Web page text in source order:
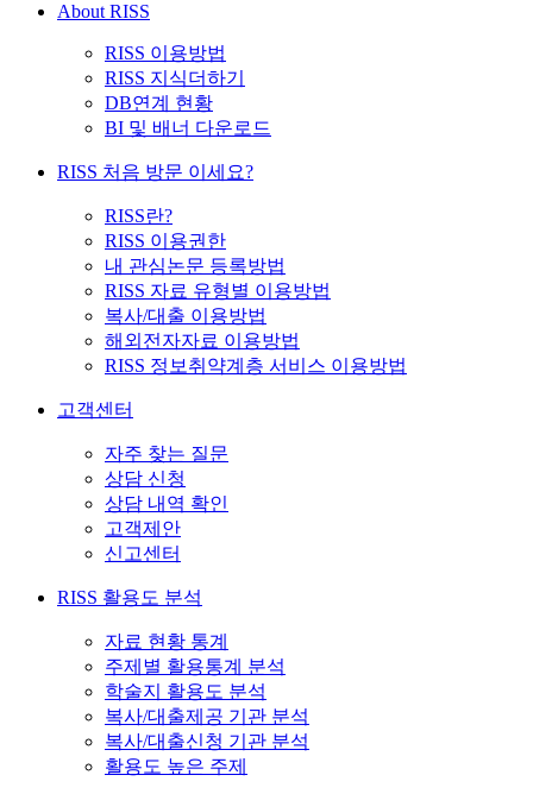
About RISS
RISS 이용방법
RISS 지식더하기
DB연계 현황
BI 및 배너 다운로드
RISS 처음 방문 이세요?
RISS란?
RISS 이용권한
내 관심논문 등록방법
RISS 자료 유형별 이용방법
복사/대출 이용방법
해외전자자료 이용방법
RISS 정보취약계층 서비스 이용방법
고객센터
자주 찾는 질문
상담 신청
상담 내역 확인
고객제안
신고센터
RISS 활용도 분석
자료 현황 통계
주제별 활용통계 분석
학술지 활용도 분석
복사/대출제공 기관 분석
복사/대출신청 기관 분석
활용도 높은 주제